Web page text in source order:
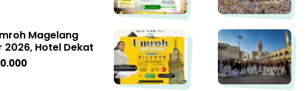
Magelang
2026, Hotel Dekat